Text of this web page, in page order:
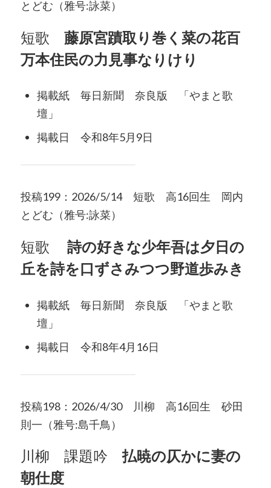
とどむ（雅号:詠菜）
短歌 藤原宮蹟取り巻く菜の花百
万本住民の力見事なりけり
掲載紙 毎日新聞 奈良版 「やまと歌
壇」
掲載日 令和8年5月9日
投稿199：2026/5/14 短歌 高16回生 岡内
とどむ（雅号:詠菜）
短歌
詩の好きな少年吾は夕日の
丘を詩を口ずさみつつ野道歩みき
掲載紙 毎日新聞 奈良版 「やまと歌
壇」
掲載日 令和8年4月16日
投稿198：2026/4/30 川柳 高16回生 砂田
則一（雅号:島千鳥）
川柳 課題吟 払暁の仄かに妻の
朝仕度